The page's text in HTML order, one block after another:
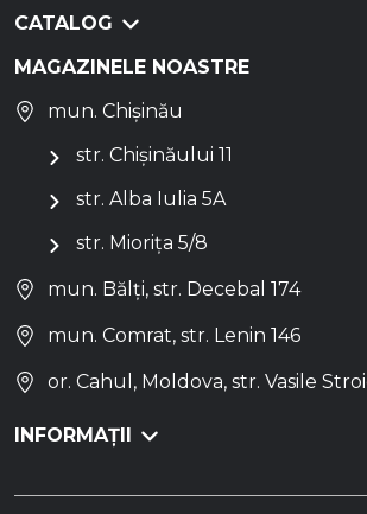
CATALOG
MAGAZINELE NOASTRE
mun. Chișinău
str. Chișinăului 11
str. Alba Iulia 5A
str. Miorița 5/8
mun. Bălți, str. Decebal 174
mun. Comrat, str. Lenin 146
or. Cahul, Moldova, str. Vasile
INFORMAȚII